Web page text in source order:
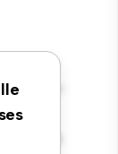
in
sich